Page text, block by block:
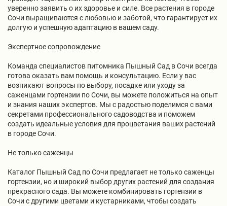
уверенно заявить о их здоровье и силе. Все растения в городе
Сочи выращиваются с любовью и заботой, что гарантирует их
долгую и успешную адаптацию в вашем саду.
Экспертное сопровождение
Команда специалистов питомника Пышный Сад в Сочи всегда
готова оказать вам помощь и консультацию. Если у вас
возникают вопросы по выбору, посадке или уходу за
саженцами гортензии по Сочи, вы можете положиться на опыт
и знания наших экспертов. Мы с радостью поделимся с вами
секретами профессионального садоводства и поможем
создать идеальные условия для процветания ваших растений
в городе Сочи.
Не только саженцы
Каталог Пышный Сад по Сочи предлагает не только саженцы
гортензии, но и широкий выбор других растений для создания
прекрасного сада. Вы можете комбинировать гортензии в
Сочи с другими цветами и кустарниками, чтобы создать